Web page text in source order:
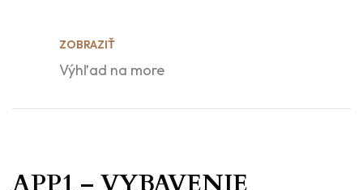
ZOBRAZIŤ
Výhľad na more